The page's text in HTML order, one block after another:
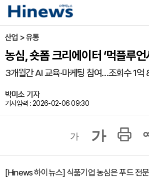
산업 > 유통
농심, 숏폼 크리에이터 ‘먹플루언
3개월간 AI 교육·마케팅 참여…조회수 1
박미소 기자
기사입력 : 2026-02-06 09:30
가 가
[Hinews 하이뉴스] 식품기업 농심은 푸드 전